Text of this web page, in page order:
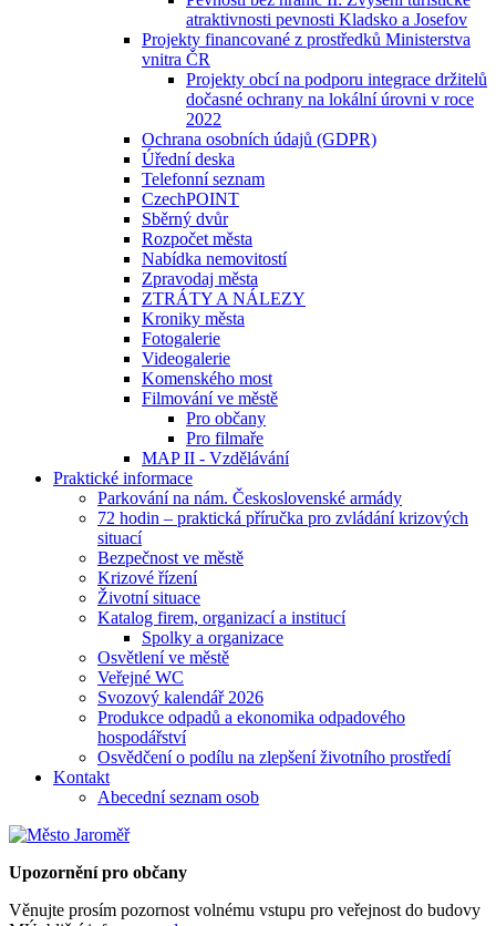
atraktivnosti pevnosti Kladsko a Josefov
Projekty financované z prostředků Ministerstva
vnitra ČR
Projekty obcí na podporu integrace držitelů
dočasné ochrany na lokální úrovni v roce
2022
Ochrana osobních údajů (GDPR)
Úřední deska
Telefonní seznam
CzechPOINT
Sběrný dvůr
Rozpočet města
Nabídka nemovitostí
Zpravodaj města
ZTRÁTY A NÁLEZY
Kroniky města
Fotogalerie
Videogalerie
Komenského most
Filmování ve městě
Pro občany
Pro filmaře
MAP II - Vzdělávání
Praktické informace
Parkování na nám. Československé armády
72 hodin – praktická příručka pro zvládání krizových
situací
Bezpečnost ve městě
Krizové řízení
Životní situace
Katalog firem, organizací a institucí
Spolky a organizace
Osvětlení ve městě
Veřejné WC
Svozový kalendář 2026
Produkce odpadů a ekonomika odpadového
hospodářství
Osvědčení o podílu na zlepšení životního prostředí
Kontakt
Abecední seznam osob
Upozornění pro občany
Věnujte prosím pozornost volnému vstupu pro veřejnost do budovy